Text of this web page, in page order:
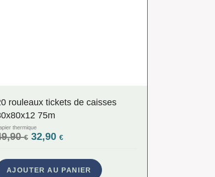
rouleaux tickets de caisses
75m
thermique
€ 32,90 €
AJOUTER AU PANIER